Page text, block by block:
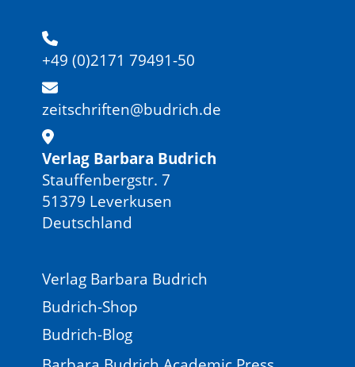
+49 (0)2171 79491-50
zeitschriften@budrich.de
Verlag Barbara Budrich
Stauffenbergstr. 7
51379 Leverkusen
Deutschland
Verlag Barbara Budrich
Budrich-Shop
Budrich-Blog